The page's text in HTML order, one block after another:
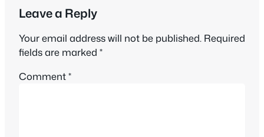
Leave a Reply
Your email address will not be published. Required
fields are marked *
Comment*